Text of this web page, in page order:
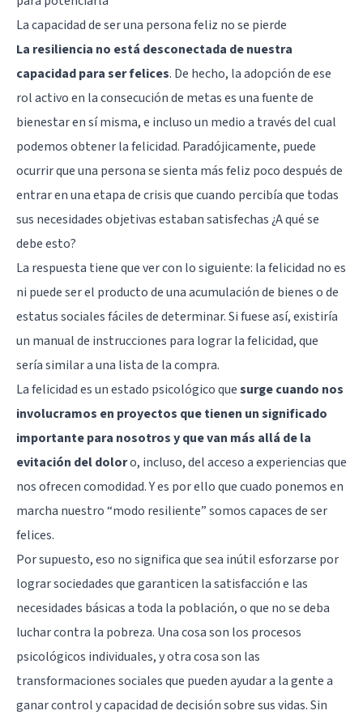
La capacidad de ser una persona feliz no se pierde
La resiliencia no está desconectada de nuestra
capacidad para ser felices. De hecho, la adopción de ese
rol activo en la consecución de metas es una fuente de
bienestar en sí misma, e incluso un medio a través del cual
podemos obtener la felicidad. Paradójicamente, puede
ocurrir que una persona se sienta más feliz poco después de
entrar en una etapa de crisis que cuando percibía que todas
sus necesidades objetivas estaban satisfechas ¿A qué se
debe esto?
La respuesta tiene que ver con lo siguiente: la felicidad no es
ni puede ser el producto de una acumulación de bienes o de
estatus sociales fáciles de determinar. Si fuese así, existiría
un manual de instrucciones para lograr la felicidad, que
sería similar a una lista de la compra.
La felicidad es un estado psicológico quesurge cuando nos
involucramos en proyectos que tienen un significado
importante para nosotros y que van más allá de la
evitación del doloro, incluso, del acceso a experiencias que
nos ofrecen comodidad. Y es por ello que cuado ponemos en
marcha nuestro “modo resiliente” somos capaces de ser
felices.
Por supuesto, eso no significa que sea inútil esforzarse por
lograr sociedades que garanticen la satisfacción e las
necesidades básicas a toda la población, o que no se deba
luchar contra la pobreza. Una cosa son los procesos
psicológicos individuales, y otra cosa son las
transformaciones sociales que pueden ayudar a la gente a
ganar control y capacidad de decisión sobre sus vidas. Sin